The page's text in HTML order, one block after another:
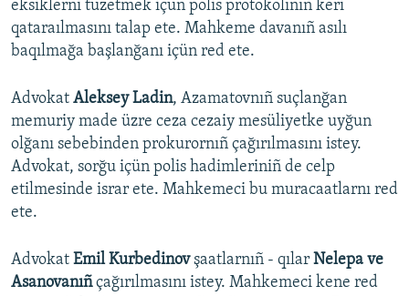
eksiklerni tüzetmek içün polis protokolınıñ keri
qataraılmasını talap ete. Mahkeme davanıñ asılı
baqılmağa başlanğanı içün red ete.
Advokat Aleksey Ladin, Azamatovnıñ suçlanğan
memuriy made üzre ceza cezaiy mesüliyetke uyğun
olğanı sebebinden prokurornıñ çağırılmasını istey.
Advokat, sorğu içün polis hadimleriniñ de celp
etilmesinde israr ete. Mahkemeci bu muracaatlarnı red
ete.
Advokat Emil Kurbedinovşaatlarnıñ - qılar Nelepa ve
Asanovanıñçağırılmasını istey. Mahkemeci kene red